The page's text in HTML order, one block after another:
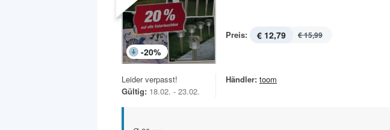
-20%
Preis: € 12,79 € 15,99
Leider verpasst!
Gültig: 18.02. - 23.02.
Händler: toom